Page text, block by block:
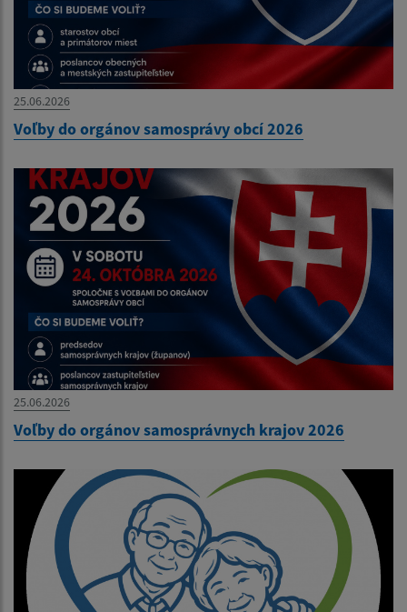
25.06.2026
Voľby do orgánov samosprávy obcí 2026
25.06.2026
Voľby do orgánov samosprávnych krajov 2026